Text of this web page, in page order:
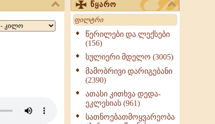
წყარო
Search
წერილები და ლექსები
(156)
სულიერი მდელო (3005)
მამობრივი დარიგებანი
(2390)
ათასი კითხვა დედა-
ეკლესიას (961)
სათნოებათმოყვარეობა